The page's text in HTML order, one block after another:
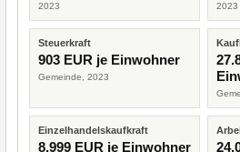
2023 2023
Steuerkraft
903 EUR je Einwohner
Gemeinde, 2023
Einzelhandelskaufkraft
8.999 EUR je Einwohner